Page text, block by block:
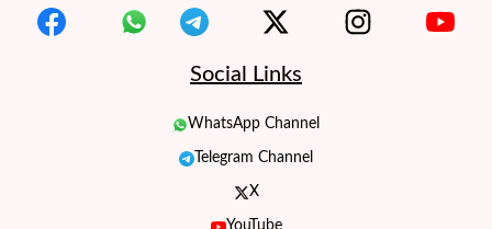
Social Links
WhatsApp Channel
Telegram Channel
X